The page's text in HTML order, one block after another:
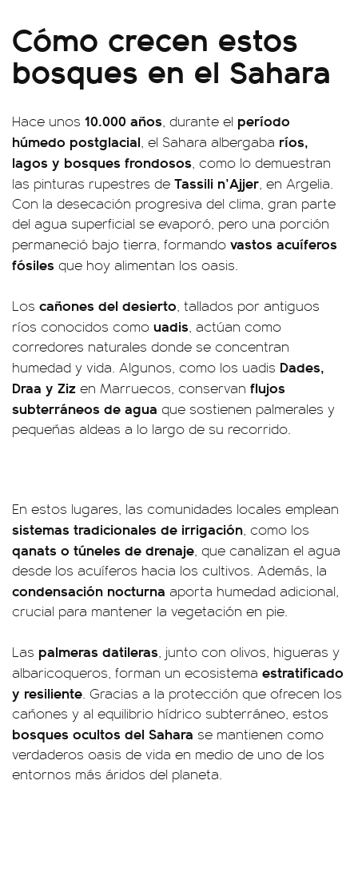
Cómo crecen estos
bosques en el Sahara
Hace unos 10.000 años, durante el período
húmedo postglacial, el Sahara albergaba ríos,
lagos y bosques frondosos, como lo demuestran
las pinturas rupestres de Tassili n’Ajjer, en Argelia.
Con la desecación progresiva del clima, gran parte
del agua superficial se evaporó, pero una porción
permaneció bajo tierra, formando vastos acuíferos
fósiles que hoy alimentan los oasis.
Los cañones del desierto, tallados por antiguos
ríos conocidos como uadis, actúan como
corredores naturales donde se concentran
humedad y vida. Algunos, como los uadis Dades,
Draa y Ziz en Marruecos, conservan flujos
subterráneos de agua que sostienen palmerales y
pequeñas aldeas a lo largo de su recorrido.
En estos lugares, las comunidades locales emplean
sistemas tradicionales de irrigación, como los
qanats o túneles de drenaje, que canalizan el agua
desde los acuíferos hacia los cultivos. Además, la
condensación nocturna aporta humedad adicional,
crucial para mantener la vegetación en pie.
Las palmeras datileras, junto con olivos, higueras y
albaricoqueros, forman un ecosistema estratificado
y resiliente. Gracias a la protección que ofrecen los
cañones y al equilibrio hídrico subterráneo, estos
bosques ocultos del Sahara se mantienen como
verdaderos oasis de vida en medio de uno de los
entornos más áridos del planeta.